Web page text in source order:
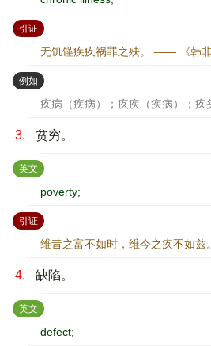
引证：
无饥馑疾疚祸罪之殃。 —— 《韩非
例如 ：
疚病（疾病）；疚疾（疾病）；疚
3. 贫穷。
英文 ：
poverty;
引证：
维昔之富不如时，维今之疚不如兹
4. 缺陷。
英文 ：
defect;